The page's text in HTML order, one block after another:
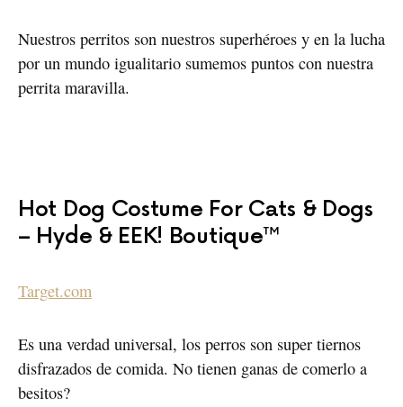
Nuestros perritos son nuestros superhéroes y en la lucha
por un mundo igualitario sumemos puntos con nuestra
perrita maravilla.
Hot Dog Costume For Cats & Dogs
– Hyde & EEK! Boutique™
Target.com
Es una verdad universal, los perros son super tiernos
disfrazados de comida. No tienen ganas de comerlo a
besitos?